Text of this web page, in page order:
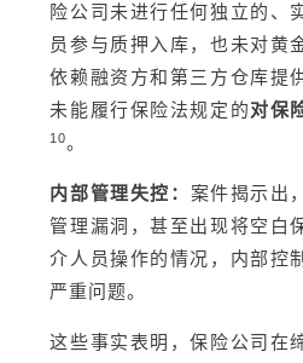
险公司未进行任何独立的、
员参与质押入库，也未对黄
依赖融资方和第三方仓库提
未能履行保险法规定的对保
10。
内部管理失控： 案件揭示出
管理漏洞，甚至出现将空白
介人员操作的情况，内部控
严重问题。
这些事实表明，保险公司在